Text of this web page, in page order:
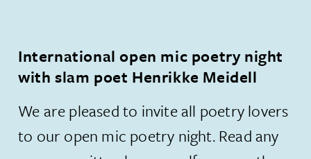
International open mic poetry night
with slam poet Henrikke Meidell
​We are pleased to invite all poetry lovers
to our open mic poetry night. Read any